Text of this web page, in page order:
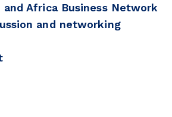
and Africa Business Network
and networking